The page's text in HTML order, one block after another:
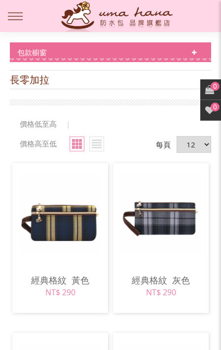
包款櫥窗
長零加拉
價格低至高
|
價格高至低
每頁
經典格紋 黃色
NT$ 290
經典格紋 灰色
NT$ 290
0
0